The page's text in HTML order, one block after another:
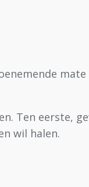
Ten eerste,
wil halen.